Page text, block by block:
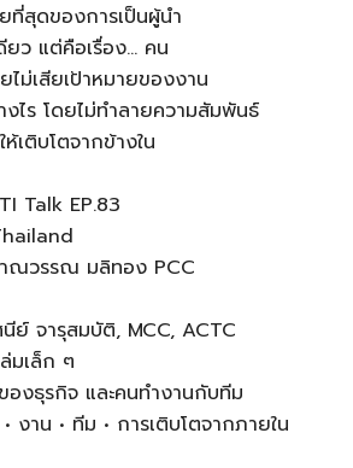
ที่สุดของการเป็นผู้นำ
ยว แต่คือเรื่อง… คน
ไม่เสียเป้าหมายของงาน
ไร โดยไม่ทำลายความสัมพันธ์
เติบโตจากข้างใน
Talk EP.83
วรรณ มลิทอง PCC
ย์ จารุสมบัติ, MCC, ACTC
มเล็ก ๆ
องธุรกิจ และคนทำงานกับทีม
งาน • ทีม • การเติบโตจากภายใน